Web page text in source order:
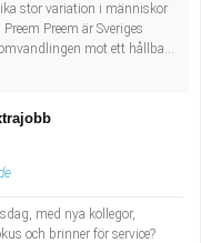
stor variation i människor
Preem är Sveriges
mot ett hållba...
med nya kollegor,
och brinner för service?